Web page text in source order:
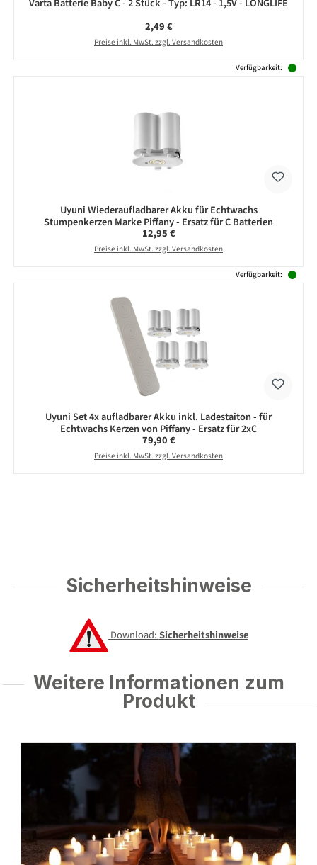
Regulärer Preis:
2,49 €
Preise inkl. MwSt. zzgl. Versandkosten
Verfügbarkeit:
Uyuni Wiederaufladbarer Akku für Echtwachs
Stumpenkerzen Marke Piffany - Ersatz für C Batterien
Regulärer Preis:
12,95 €
Preise inkl. MwSt. zzgl. Versandkosten
Verfügbarkeit:
Uyuni Set 4x aufladbarer Akku inkl. Ladestaiton - für
Echtwachs Kerzen von Piffany - Ersatz für 2xC
Regulärer Preis:
79,90 €
Preise inkl. MwSt. zzgl. Versandkosten
Sicherheitshinweise
Download:Sicherheitshinweise
Weitere Informationen zum
Produkt